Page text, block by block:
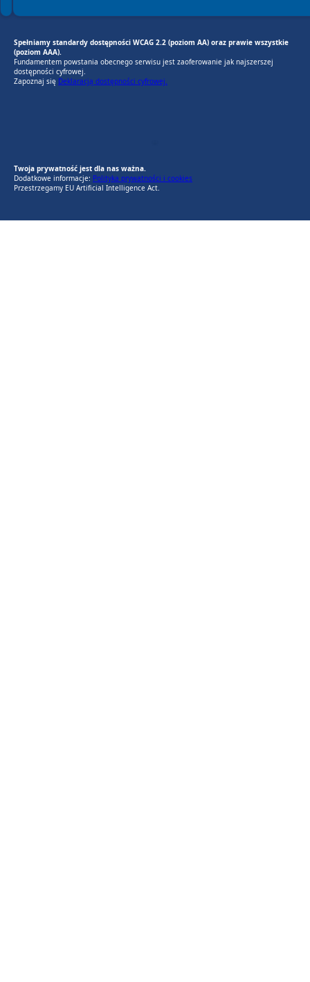
Spełniamy standardy dostępności WCAG 2.2 (poziom AA) oraz prawie wszystkie
(poziom AAA).
Fundamentem powstania obecnego serwisu jest zaoferowanie jak najszerszej
dostępności cyfrowej.
Zapoznaj się Deklaracją dostępności cyfrowej.
Twoja prywatność jest dla nas ważna.
Dodatkowe informacje: Polityka prywatności i cookies
Przestrzegamy EU Artificial Intelligence Act.